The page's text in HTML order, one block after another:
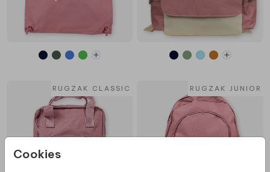
Cookies
RUGZAK CLASSIC RUGZAK JUNIOR